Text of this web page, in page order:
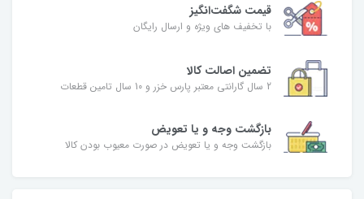
قیمت شگفت‌انگیز
با تخفیف های ویژه و ارسال رایگان
تضمین اصالت کالا
2 سال گارانتی معتبر پارس خزر و 10 سال تامین قطعات
بازگشت وجه و یا تعویض
بازگشت وجه و یا تعویض در صورت معیوب بودن کالا